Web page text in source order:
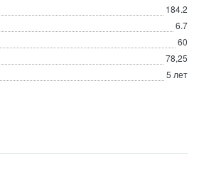
184.2
6.7
60
78,25
5 лет